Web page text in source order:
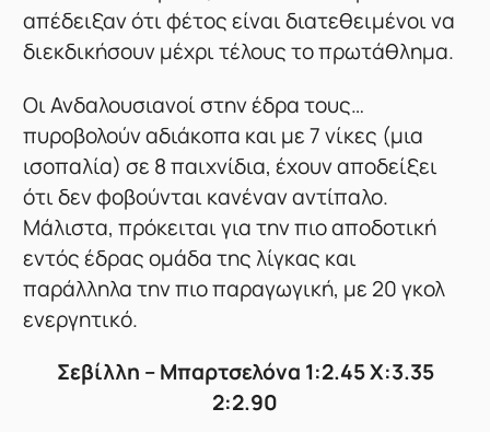
απέδειξαν ότι φέτος είναι διατεθειμένοι να
διεκδικήσουν μέχρι τέλους το πρωτάθλημα.
Οι Ανδαλουσιανοί στην έδρα τους…
πυροβολούν αδιάκοπα και με 7 νίκες (μια
ισοπαλία) σε 8 παιχνίδια, έχουν αποδείξει
ότι δεν φοβούνται κανέναν αντίπαλο.
Μάλιστα, πρόκειται για την πιο αποδοτική
εντός έδρας ομάδα της λίγκας και
παράλληλα την πιο παραγωγική, με 20 γκολ
ενεργητικό.
Σεβίλλη – Μπαρτσελόνα 1:2.45 X:3.35
2:2.90